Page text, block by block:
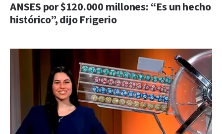
ANSES por $120.000 millones: “Es un hecho
histórico”, dijo Frigerio